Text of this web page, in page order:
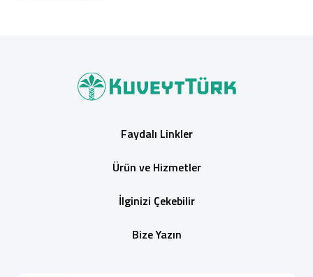
Faydalı Linkler
Ürün ve Hizmetler
İlginizi Çekebilir
Bize Yazın